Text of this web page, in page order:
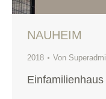
NAUHEIM
2018 Von
Einfamilienhaus